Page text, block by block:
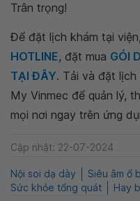
Trân trọng!
Để đặt lịch khám tại
HOTLINE, đặt mua GÓI
TẠI ĐÂY. Tải và đặt
My Vinmec để quản lý,
mọi nơi ngay trên ứng
Cập nhật: 22-07-2024
Nội soi dạ dày Siêu âm ổ
Sức khỏe tổng quát
Hay